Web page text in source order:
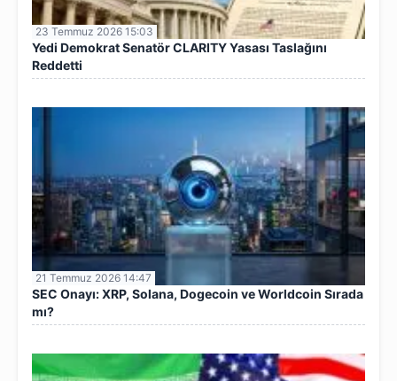
23 Temmuz 2026 15:03
Yedi Demokrat Senatör CLARITY Yasası Taslağını
Reddetti
21 Temmuz 2026 14:47
SEC Onayı: XRP, Solana, Dogecoin ve Worldcoin Sırada
mı?